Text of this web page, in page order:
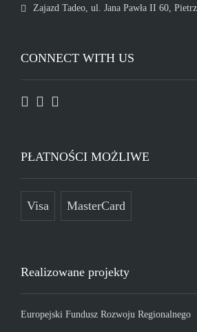
Zajazd Tadeo, ul. Jana Pawła II 60,
CONNECT WITH US
PŁATNOŚCI MOŻLIWE
Visa MasterCard
Realizowane projekty
Europejski Fundusz Rozwoju Regionalnego